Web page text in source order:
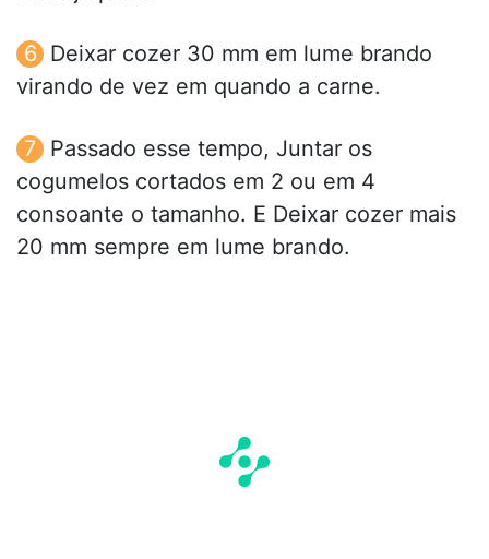
Deixar cozer 30 mm em lume brando
virando de vez em quando a carne.
Passado esse tempo, Juntar os
cogumelos cortados em 2 ou em 4
consoante o tamanho. E Deixar cozer mais
20 mm sempre em lume brando.